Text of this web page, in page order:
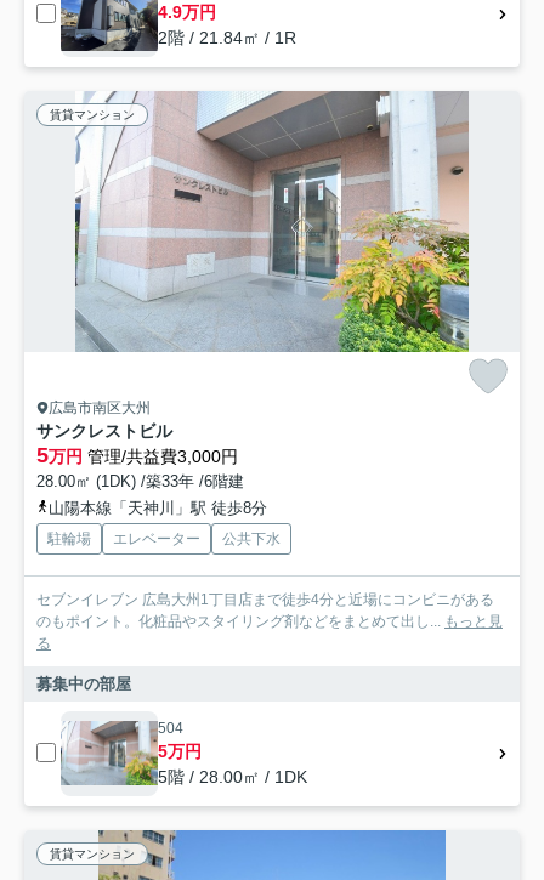
4.9万円
2階 / 21.84㎡ / 1R
賃貸マンション
広島市南区大州
サンクレストビル
5万円 管理/共益費3,000円
28.00㎡ (1DK) /築33年 /6階建
山陽本線「天神川」駅 徒歩8分
駐輪場 エレベーター 公共下水
セブンイレブン 広島大州1丁目店まで徒歩4分と近場にコンビニがある
のもポイント。化粧品やスタイリング剤などをまとめて出し... もっと見
る
募集中の部屋
504
5万円
5階 / 28.00㎡ / 1DK
賃貸マンション